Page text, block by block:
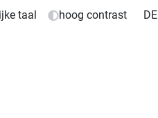
taal hoog contrast DE